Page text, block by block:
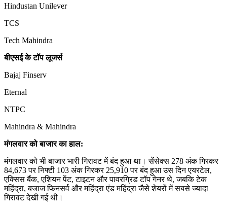
Hindustan Unilever
TCS
Tech Mahindra
बीएसई के टॉप लूजर्स
Bajaj Finserv
Eternal
NTPC
Mahindra & Mahindra
मंगलवार को बाजार का हाल:
मंगलवार को भी बाजार भारी गिरावट में बंद हुआ था।सेंसेक्स 278 अंक गिरकर
84,673 पर निफ्टी 103 अंक गिरकर 25,910 पर बंद हुआ उस दिन एयरटेल,
एक्सिस बैंक, एशियन पेंट, टाइटन और पावरग्रिड टॉप गेनर थे, जबकि टेक
महिंद्रा, बजाज फिनसर्व और महिंद्रा एंड महिंद्रा जैसे शेयरों में सबसे ज्यादा
गिरावट देखी गई थी।